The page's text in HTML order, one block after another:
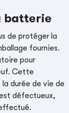
batterie
de protéger la
fournies.
pour
Cette
durée de vie de
est défectueux,